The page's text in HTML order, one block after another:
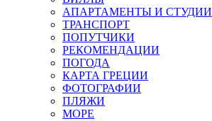
АПАРТАМЕНТЫ И СТУДИИ
ТРАНСПОРТ
ПОПУТЧИКИ
РЕКОМЕНДАЦИИ
ПОГОДА
КАРТА ГРЕЦИИ
ФОТОГРАФИИ
ПЛЯЖИ
МОРЕ